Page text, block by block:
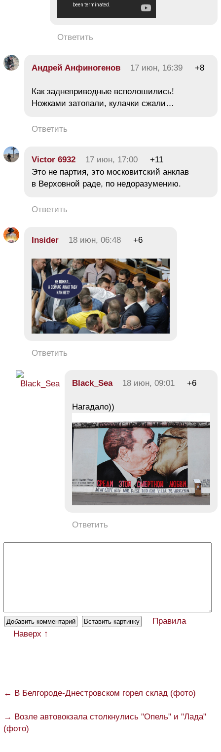
Ответить
Андрей Анфиногенов 17 июн, 16:39 +8
Как заднеприводные всполошились!
Ножками затопали, кулачки сжали…
Ответить
Victor 6932 17 июн, 17:00
+11
Это не партия, это московитский анклав
в Верховной раде, по недоразумению.
Ответить
Insider 18 июн, 06:48 +6
Ответить
Black_Sea 18 июн, 09:01 +6
Нагадало))
Ответить
Правила
Наверх ↑
← В Белгороде-Днестровском горел склад (фото)
→ Возле автовокзала столкнулись "Опель" и "Лада"
(фото)